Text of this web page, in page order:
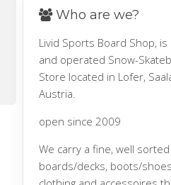
Who are we?
Livid Sports Board Shop,
and operated Snow-
Store located in Lofer,
Austria.
open since 2009
We carry a fine, well
boards/decks, boots/